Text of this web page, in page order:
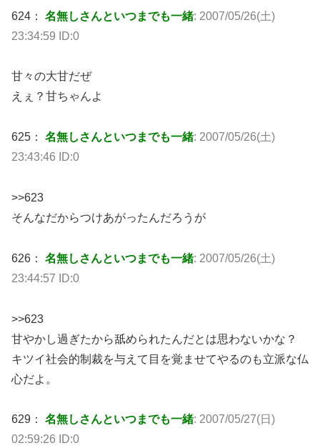
624： 名無しさんといつまでも一緒: 2007/05/26(土)
23:34:59 ID:0
甘々の大甘だぜ
えぇ？甘ちゃんよ
625： 名無しさんといつまでも一緒: 2007/05/26(土)
23:43:46 ID:0
>>623
そんなだからつけあがったんだろうが
626： 名無しさんといつまでも一緒: 2007/05/26(土)
23:44:57 ID:0
>>623
甘やかし過ぎたから舐められたんだとは思わないかな？
キツイ社会的制裁を与えて目を覚ませてやるのも立派な仏
心だよ。
629： 名無しさんといつまでも一緒: 2007/05/27(日)
02:59:26 ID:0